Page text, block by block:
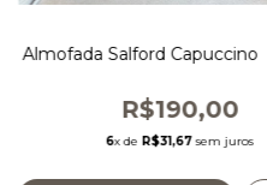
Almofada Salford Capuccino
R$190,00
6x de R$31,67sem juros